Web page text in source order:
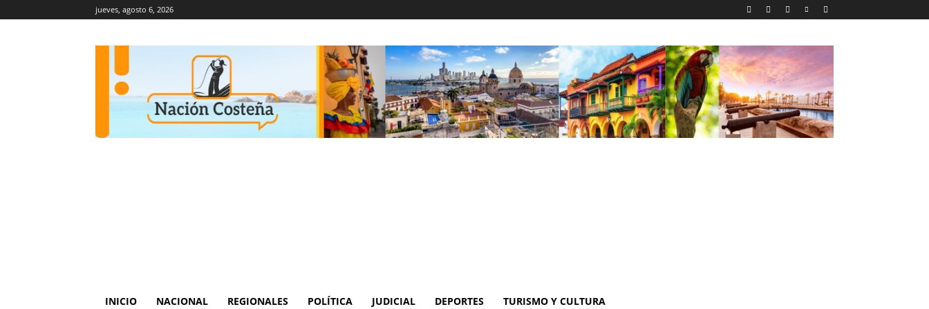
jueves, agosto 6, 2026
INICIO NACIONAL REGIONALES POLÍTICA JUDICIAL DEPORTES TURISMO Y CULTURA